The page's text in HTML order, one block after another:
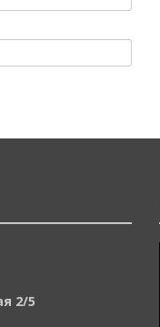
2/5